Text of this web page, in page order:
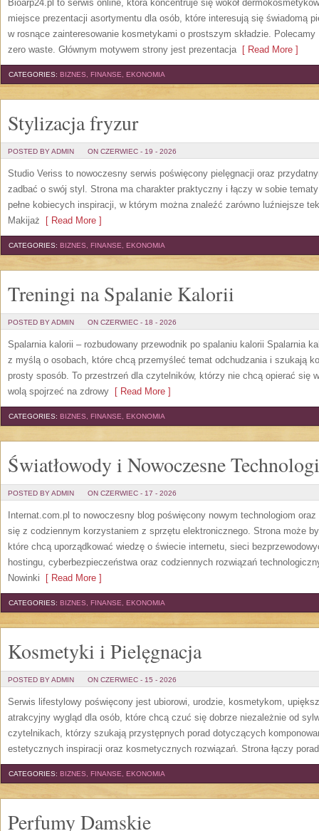
Bioarp24.pl to serwis online, która koncentruje się wokół
miejsce prezentacji asortymentu dla osób, które interesują się świadomą
w rosnące zainteresowanie kosmetykami o prostszym składzie. Polecamy
zero waste. Głównym motywem strony jest prezentacja[ Read More ]
CATEGORIES: BIZNES, FINANSE, EKONOMIA
Stylizacja fryzur
POSTED BY ADMIN ON CZERWIEC - 19 - 2026
Studio Veriss to nowoczesny serwis poświęcony pielęgnacji oraz
zadbać o swój styl. Strona ma charakter praktyczny i łączy w sobie
pełne kobiecych inspiracji, w którym można znaleźć zarówno luźniejsze
Makijaż [ Read More ]
CATEGORIES: BIZNES, FINANSE, EKONOMIA
Treningi na Spalanie Kalorii
POSTED BY ADMIN ON CZERWIEC - 18 - 2026
Spalarnia kalorii – rozbudowany przewodnik po spalaniu kalorii Spalarnia
z myślą o osobach, które chcą przemyśleć temat odchudzania i szukają
prosty sposób. To przestrzeń dla czytelników, którzy nie chcą opierać się
wolą spojrzeć na zdrowy [ Read More ]
CATEGORIES: BIZNES, FINANSE, EKONOMIA
Światłowody i Nowoczesne
POSTED BY ADMIN ON CZERWIEC - 17 - 2026
Internat.com.pl to nowoczesny blog poświęcony nowym technologiom
się z codziennym korzystaniem z sprzętu elektronicznego. Strona może
które chcą uporządkować wiedzę o świecie internetu, sieci
hostingu, cyberbezpieczeństwa oraz codziennych rozwiązań
Nowinki [ Read More ]
CATEGORIES: BIZNES, FINANSE, EKONOMIA
Kosmetyki i Pielęgnacja
POSTED BY ADMIN ON CZERWIEC - 15 - 2026
Serwis lifestylowy poświęcony jest ubiorowi, urodzie, kosmetykom,
atrakcyjny wygląd dla osób, które chcą czuć się dobrze niezależnie od
czytelnikach, którzy szukają przystępnych porad dotyczących
estetycznych inspiracji oraz kosmetycznych rozwiązań. Strona łączy
CATEGORIES: BIZNES, FINANSE, EKONOMIA
Perfumy Damskie